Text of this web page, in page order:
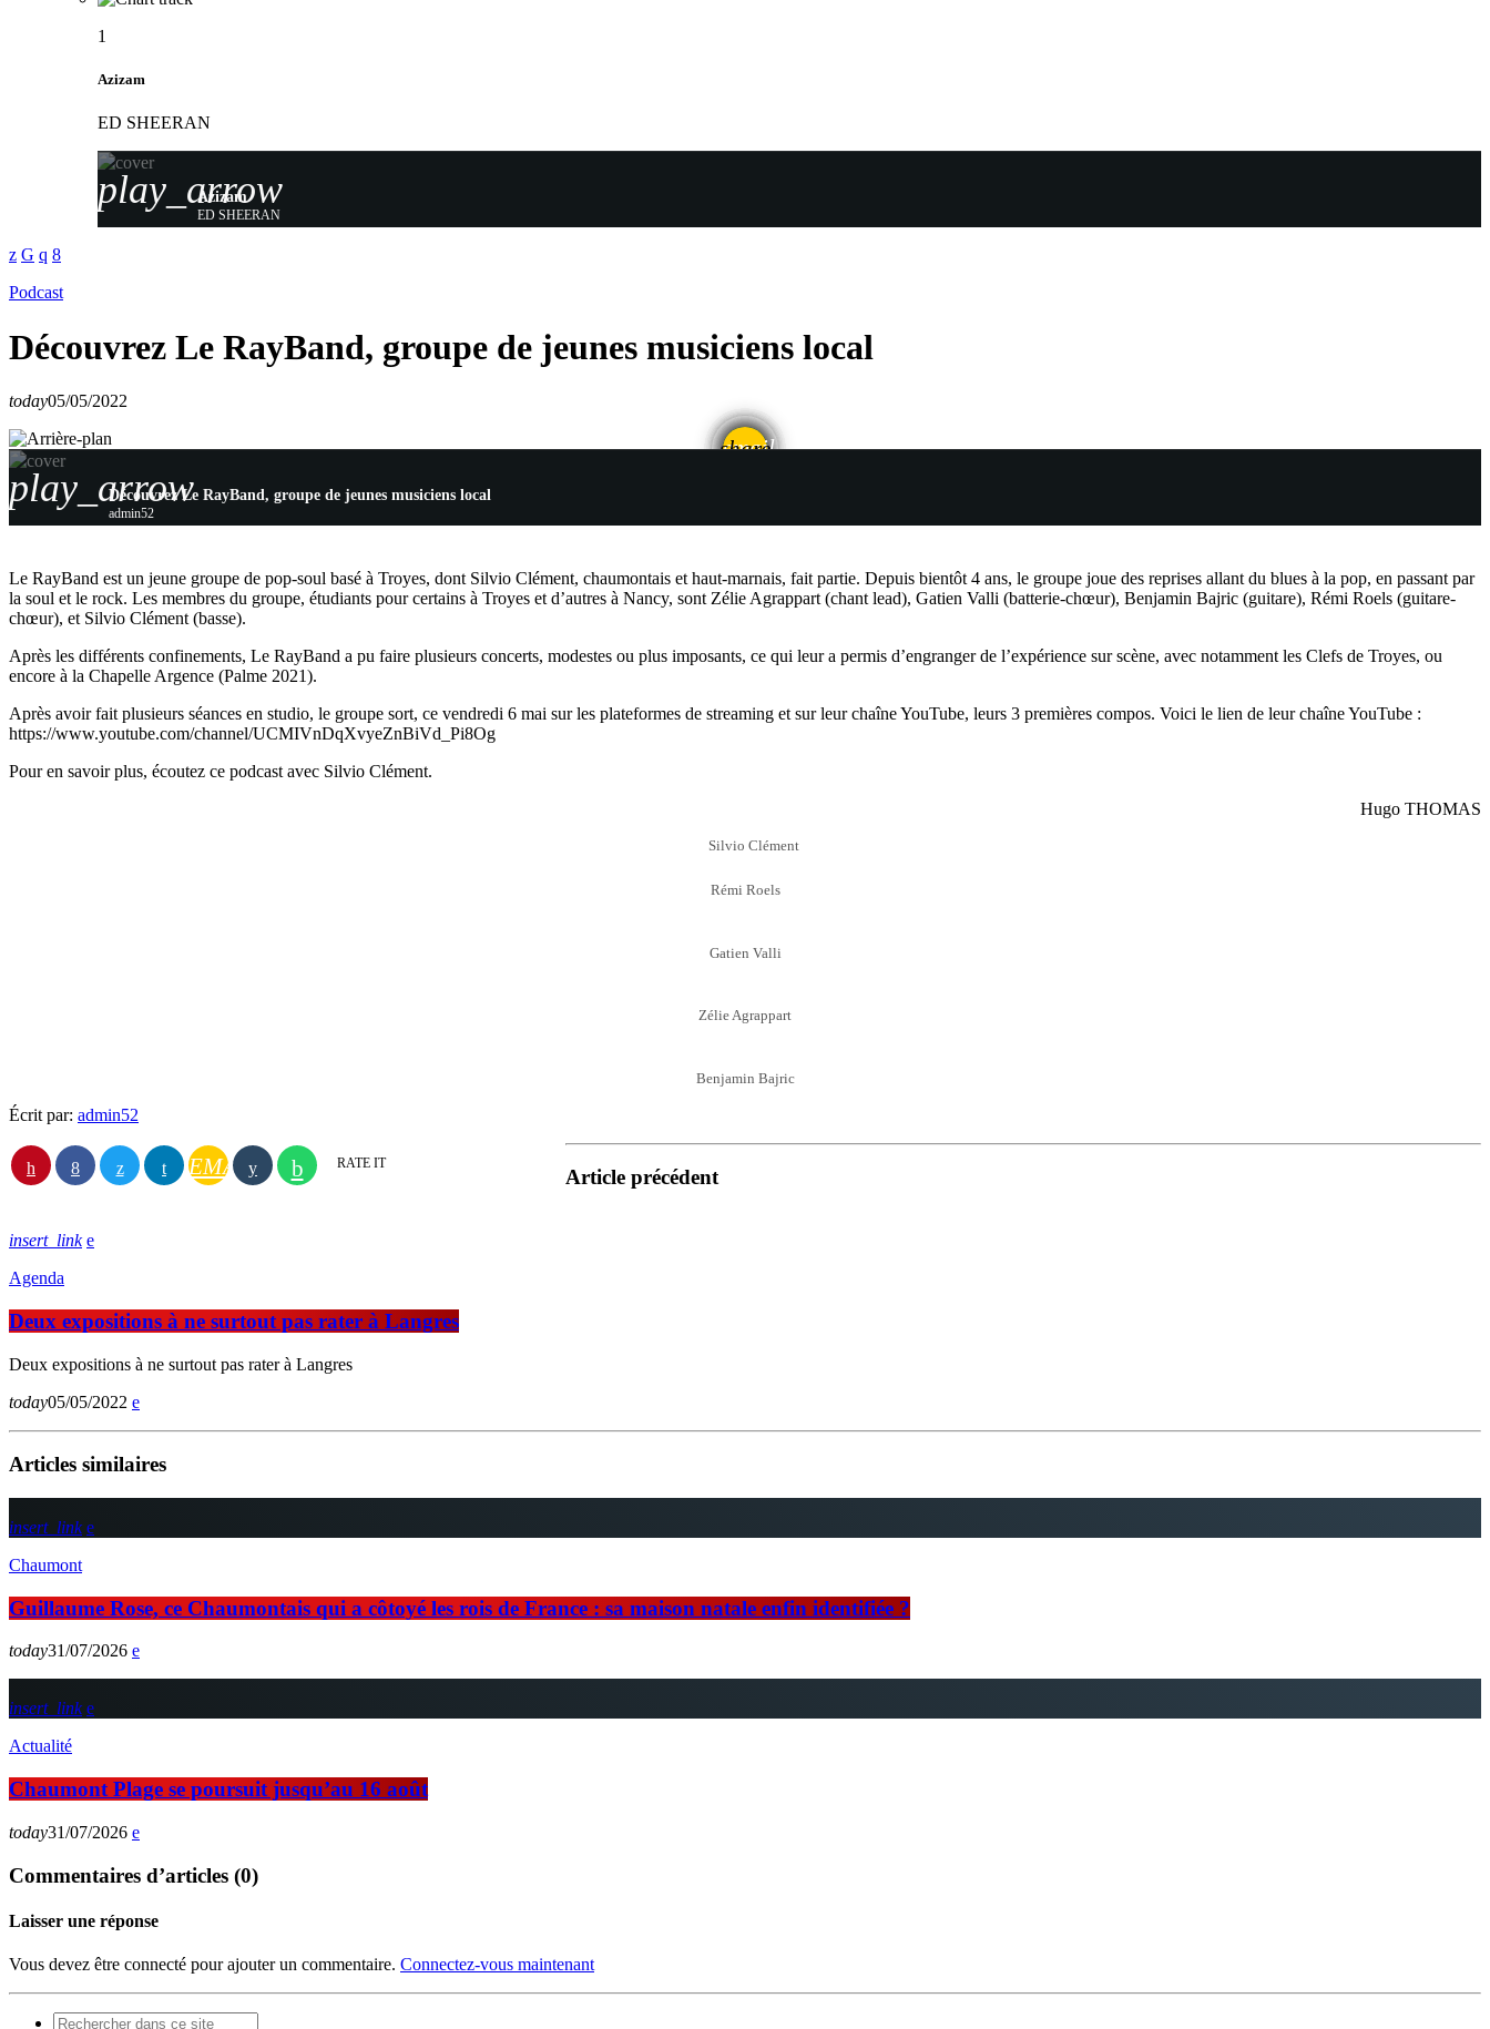
1
Azizam
ED SHEERAN
play_arrow
Azizam
ED SHEERAN
Podcast
Découvrez Le RayBand, groupe de jeunes musiciens local
today05/05/2022
share
email
play_arrowDécouvrez Le RayBand, groupe de jeunes musiciens local
admin52
Le RayBand est un jeune groupe de pop-soul basé à Troyes, dont Silvio Clément, chaumontais et haut-marnais, fait partie. Depuis bientôt 4 ans, le groupe joue des reprises allant du blues à la pop, en passant par
la soul et le rock. Les membres du groupe, étudiants pour certains à Troyes et d’autres à Nancy, sont Zélie Agrappart (chant lead), Gatien Valli (batterie-chœur), Benjamin Bajric (guitare), Rémi Roels (guitare-
chœur), et Silvio Clément (basse).
Après les différents confinements, Le RayBand a pu faire plusieurs concerts, modestes ou plus imposants, ce qui leur a permis d’engranger de l’expérience sur scène, avec notamment les Clefs de Troyes, ou
encore à la Chapelle Argence (Palme 2021).
Après avoir fait plusieurs séances en studio, le groupe sort, ce vendredi 6 mai sur les plateformes de streaming et sur leur chaîne YouTube, leurs 3 premières compos. Voici le lien de leur chaîne YouTube :
https://www.youtube.com/channel/UCMIVnDqXvyeZnBiVd_Pi8Og
Pour en savoir plus, écoutez ce podcast avec Silvio Clément.
Hugo THOMAS
Silvio Clément
Rémi Roels
Gatien Valli
Zélie Agrappart
Benjamin Bajric
Écrit par: admin52
EMAIL RATE IT
Article précédent
insert_link
Agenda
Deux expositions à ne surtout pas rater à Langres
Deux expositions à ne surtout pas rater à Langres
today05/05/2022
Articles similaires
insert_link
Chaumont
Guillaume Rose, ce Chaumontais qui a côtoyé les rois de France : sa maison natale enfin identifiée ?
today31/07/2026
insert_link
Actualité
Chaumont Plage se poursuit jusqu’au 16 août
today31/07/2026
Commentaires d’articles (0)
Laisser une réponse
Vous devez être connecté pour ajouter un commentaire. Connectez-vous maintenant